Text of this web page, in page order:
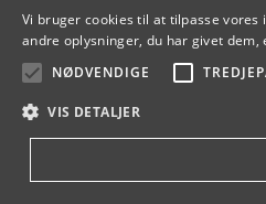
Vi bruger cookies til at tilpasse
andre oplysninger, du har givet
NØDVENDIGE
VIS DETALJER